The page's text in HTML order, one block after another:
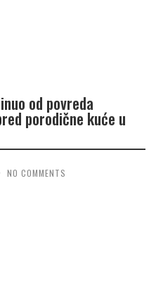
od povreda
porodične kuće u
NO COMMENTS